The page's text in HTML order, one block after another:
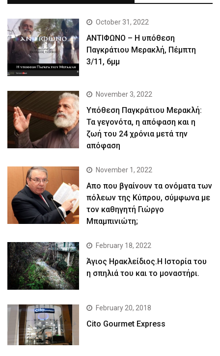
October 31, 2022
ΑΝΤΙΦΩΝΟ – Η υπόθεση
Παγκράτιου Μερακλή, Πέμπτη
3/11, 6μμ
November 3, 2022
Yπόθεση Παγκράτιου Μερακλή:
Τα γεγονότα, η απόφαση και η
ζωή του 24 χρόνια μετά την
απόφαση
November 1, 2022
Απο που βγαίνουν τα ονόματα των
πόλεων της Κύπρου, σύμφωνα με
τον καθηγητή Γιώργο
Μπαμπινιώτη;
February 18, 2022
Άγιος Ηρακλείδιος.Η Ιστορία του
η σπηλιά του και το μοναστήρι.
February 20, 2018
Cito Gourmet Express